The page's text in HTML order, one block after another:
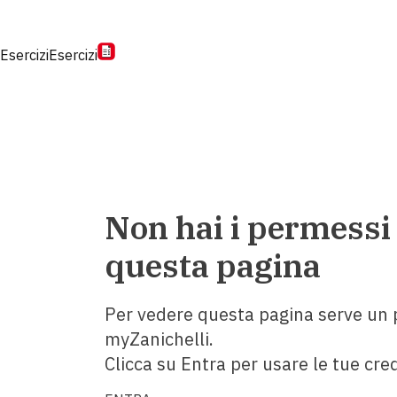
EserciziEsercizi
Non hai i
questa pagina
Per vedere questa pagina serve un
myZanichelli.
Clicca su Entra per usare le tue